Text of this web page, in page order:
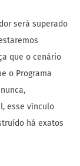
será superado
que o cenário
o Programa
esse vínculo
há exatos